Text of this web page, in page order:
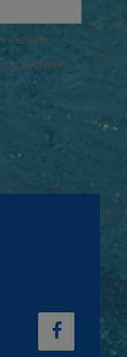
diesem
speichern.